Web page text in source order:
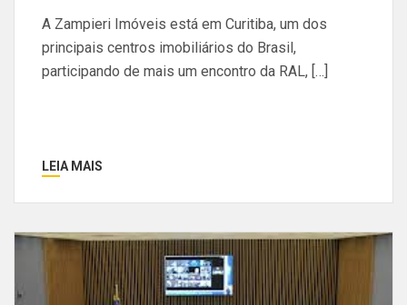
A Zampieri Imóveis está em Curitiba, um dos
principais centros imobiliários do Brasil,
participando de mais um encontro da RAL, […]
LEIA MAIS